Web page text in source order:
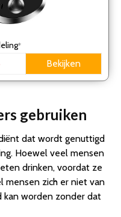
*
Bekijken
gebruiken
dat wordt genuttigd
Hoewel veel mensen
drinken, voordat ze
mensen zich er niet van
kan worden zonder dat